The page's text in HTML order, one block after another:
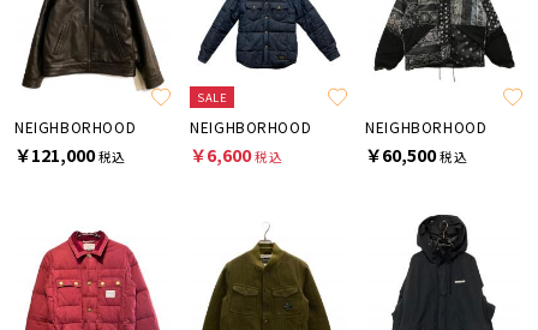
NEIGHBORHOOD
￥121,000税込
SALE
NEIGHBORHOOD
￥6,600税込
NEIGHBORHOOD
￥60,500税込